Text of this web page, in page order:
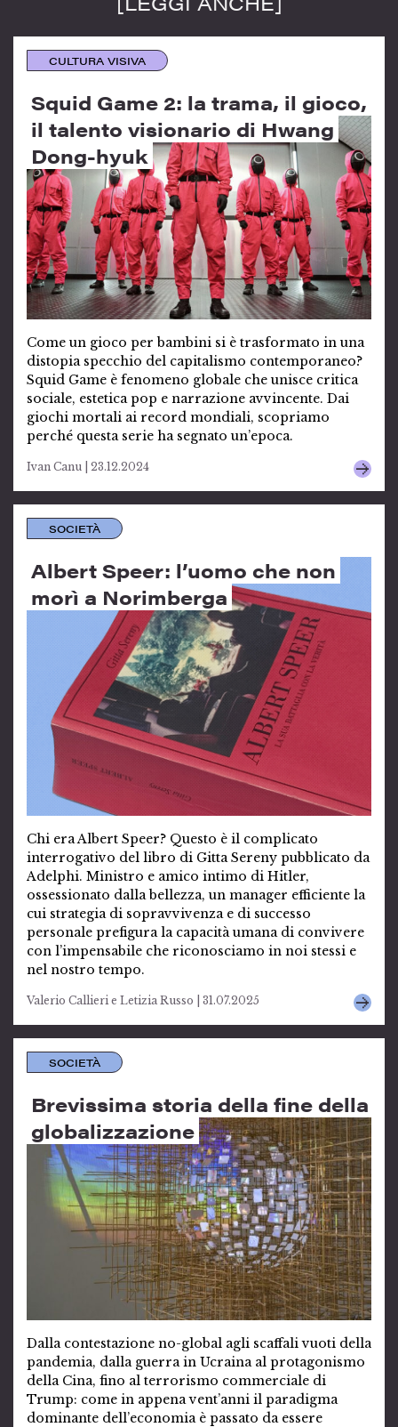
CULTURA VISIVA
Squid Game 2: la trama, il gioco,
il talento visionario di Hwang
Dong-hyuk
Come un gioco per bambini si è trasformato in una
distopia specchio del capitalismo contemporaneo?
Squid Game è fenomeno globale che unisce critica
sociale, estetica pop e narrazione avvincente. Dai
giochi mortali ai record mondiali, scopriamo
perché questa serie ha segnato un’epoca.
Ivan Canu | 23.12.2024
SOCIETÀ
Albert Speer: l’uomo che non
morì a Norimberga
Chi era Albert Speer? Questo è il complicato
interrogativo del libro di Gitta Sereny pubblicato da
Adelphi. Ministro e amico intimo di Hitler,
ossessionato dalla bellezza, un manager efficiente la
cui strategia di sopravvivenza e di successo
personale prefigura la capacità umana di convivere
con l’impensabile che riconosciamo in noi stessi e
nel nostro tempo.
Valerio Callieri e Letizia Russo | 31.07.2025
SOCIETÀ
Brevissima storia della fine della
globalizzazione
Dalla contestazione no-global agli scaffali vuoti della
pandemia, dalla guerra in Ucraina al protagonismo
della Cina, fino al terrorismo commerciale di
Trump: come in appena vent’anni il paradigma
dominante dell’economia è passato da essere